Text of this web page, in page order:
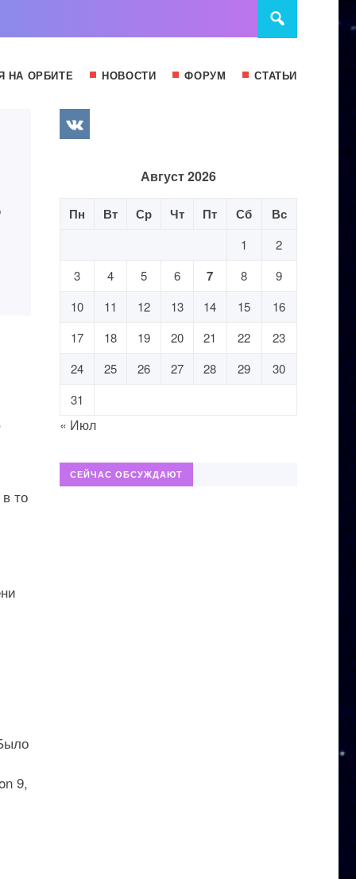
НА ОРБИТЕ НОВОСТИ ФОРУМ СТАТЬИ
то
9,
Август 2026
Пн Вт Ср Чт Пт Сб Вс
1
2
3
4 5 6 7 8
9
10
11 12 13 14 15
16
17
18 19 20 21 22
23
24
25 26 27 28 29
30
31
« Июл
СЕЙЧАС ОБСУЖДАЮТ